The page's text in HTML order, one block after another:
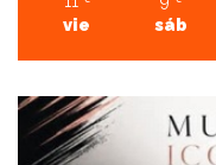
vie sáb